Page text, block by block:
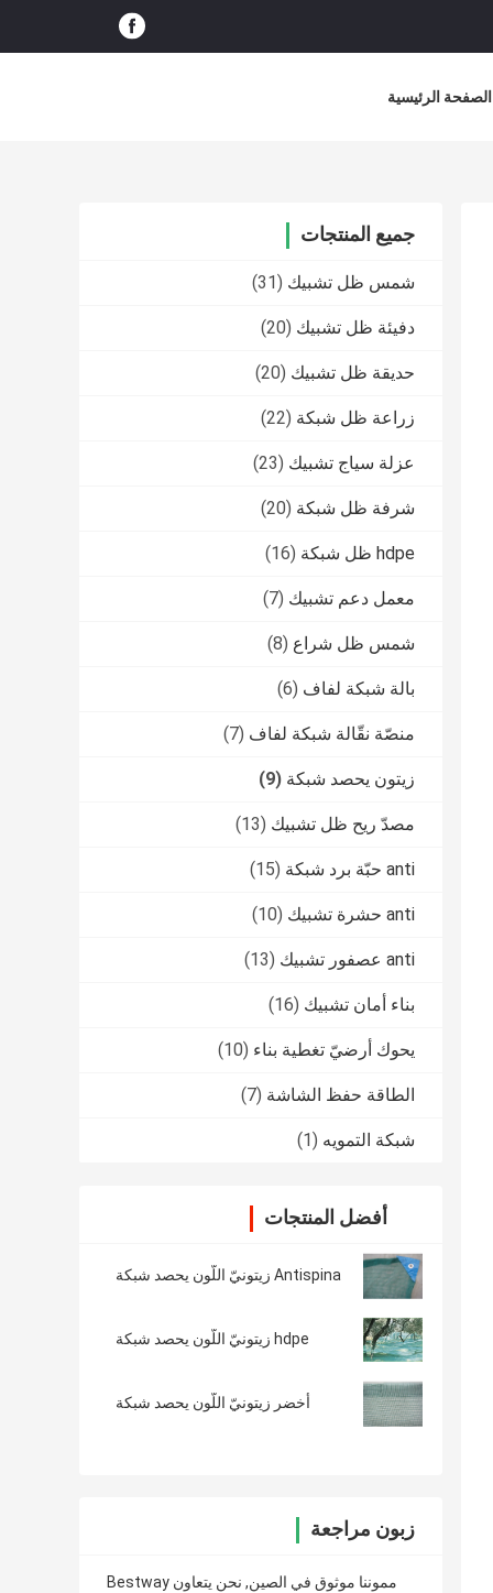
الصفحة الرئيسية
جميع المنتجات
شمس ظل تشبيك (31)
دفيئة ظل تشبيك (20)
حديقة ظل تشبيك (20)
زراعة ظل شبكة (22)
عزلة سياج تشبيك (23)
شرفة ظل شبكة (20)
hdpe ظل شبكة (16)
معمل دعم تشبيك (7)
شمس ظل شراع (8)
بالة شبكة لفاف (6)
منصّة نقّالة شبكة لفاف (7)
زيتون يحصد شبكة (9)
مصدّ ريح ظل تشبيك (13)
anti حبّة برد شبكة (15)
anti حشرة تشبيك (10)
anti عصفور تشبيك (13)
بناء أمان تشبيك (16)
يحوك أرضيّ تغطية بناء (10)
الطاقة حفظ الشاشة (7)
شبكة التمويه (1)
أفضل المنتجات
Antispina زيتونيّ اللّون يحصد شبكة
hdpe زيتونيّ اللّون يحصد شبكة
أخضر زيتونيّ اللّون يحصد شبكة
زبون مراجعة
Bestway مموننا موثوق في الصين, نحن يتعاون